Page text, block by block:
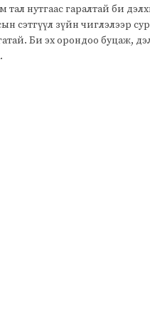
нутгаас гаралтай би
сэтгүүл зүйн чиглэлээр
Би эх орондоо буцаж,